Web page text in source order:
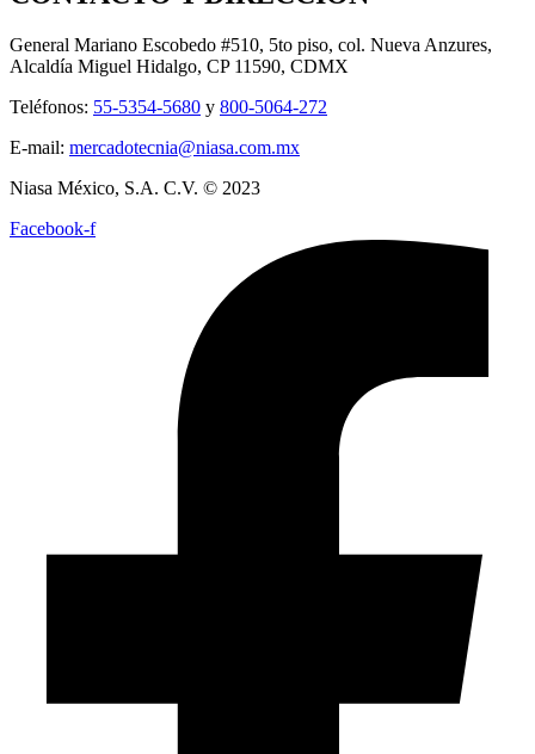
General Mariano Escobedo #510, 5to piso, col. Nueva Anzures,
Alcaldía Miguel Hidalgo, CP 11590, CDMX
Teléfonos: 55-5354-5680 y 800-5064-272
E-mail: mercadotecnia@niasa.com.mx
Niasa México, S.A. C.V. © 2023
Facebook-f